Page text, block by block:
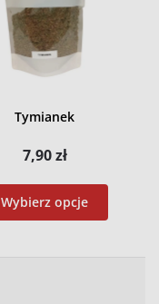
Tymianek
7,90zł
Wybierz opcje